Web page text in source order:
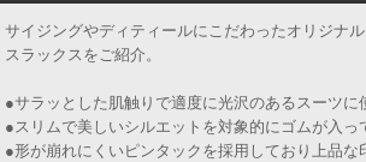
サイジングやディティールにこだわったオリジナ
スラックスをご紹介。
●サラッとした肌触りで適度に光沢のあるスーツに
●スリムで美しいシルエットを対象的にゴムが入っ
●形が崩れにくいピンタックを採用しており上品な